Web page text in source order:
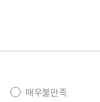
매우불만족